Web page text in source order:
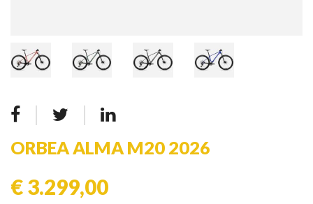
ORBEA ALMA M20 2026
€ 3.299,00